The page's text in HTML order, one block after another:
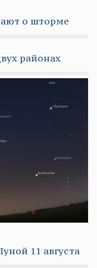
о шторме
районах
11 августа